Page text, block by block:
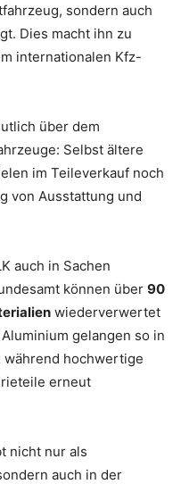
sondern auch
Dies macht ihn zu
internationalen Kfz-
über dem
Selbst ältere
im Teileverkauf noch
von Ausstattung und
auch in Sachen
können über 90
wiederverwertet
gelangen so in
hochwertige
erneut
nicht nur als
auch in der